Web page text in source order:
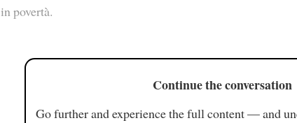
in povertà.
Continue the conversation
Go further and experience the full content — and